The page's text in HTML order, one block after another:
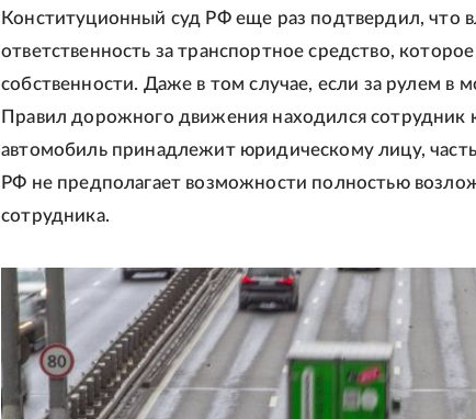
Конституционный суд РФ еще раз подтвердил, что
ответственность за транспортное средство,
собственности. Даже в том случае, если за рулем в
Правил дорожного движения находился сотрудник
автомобиль принадлежит юридическому лицу,
РФ не предполагает возможности полностью
сотрудника.